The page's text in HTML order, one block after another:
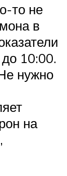
то не
в
10:00.
нужно
на